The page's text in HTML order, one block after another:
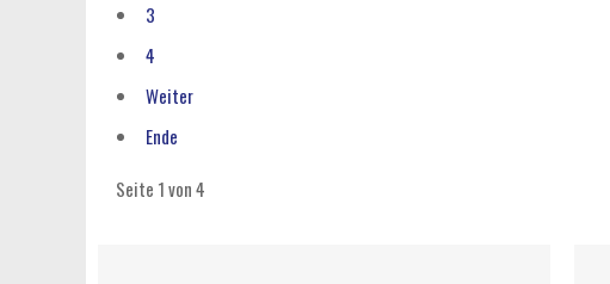
3
4
Weiter
Ende
Seite 1 von 4